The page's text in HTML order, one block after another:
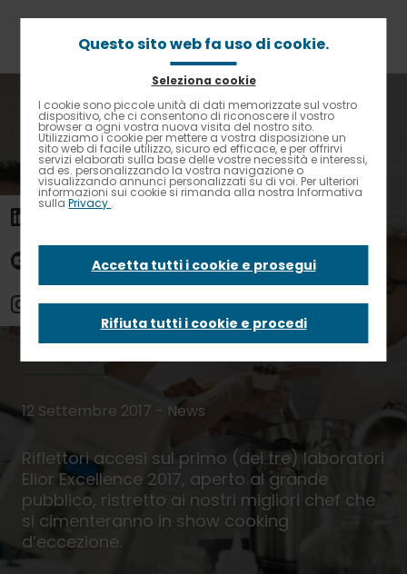
Contrasto elevato
Briciole
pane
Home
News
Vi invitiamo ad assaporare il nostro gusto per il meglio
Vi invitiamo ad
assaporare il
nostro gusto per il
meglio
12 Settembre 2017 - News
Riflettori accesi sul primo (dei tre) laboratori
Elior Excellence 2017, aperto al grande
pubblico, ristretto ai nostri migliori chef che
si cimenteranno in show cooking
d’eccezione.
Questo sito web fa uso di cookie.
Seleziona cookie
I cookie sono piccole unità di dati memorizzate sul vostro
dispositivo, che ci consentono di riconoscere il vostro
browser a ogni vostra nuova visita del nostro sito.
Utilizziamo i cookie per mettere a vostra disposizione un
sito web di facile utilizzo, sicuro ed efficace, e per offrirvi
servizi elaborati sulla base delle vostre necessità e interessi,
ad es. personalizzando la vostra navigazione o
visualizzando annunci personalizzati su di voi. Per ulteriori
informazioni sui cookie si rimanda alla nostra Informativa
sullaPrivacy .
Accetta tutti i cookie e prosegui
Rifiuta tutti i cookie e procedi